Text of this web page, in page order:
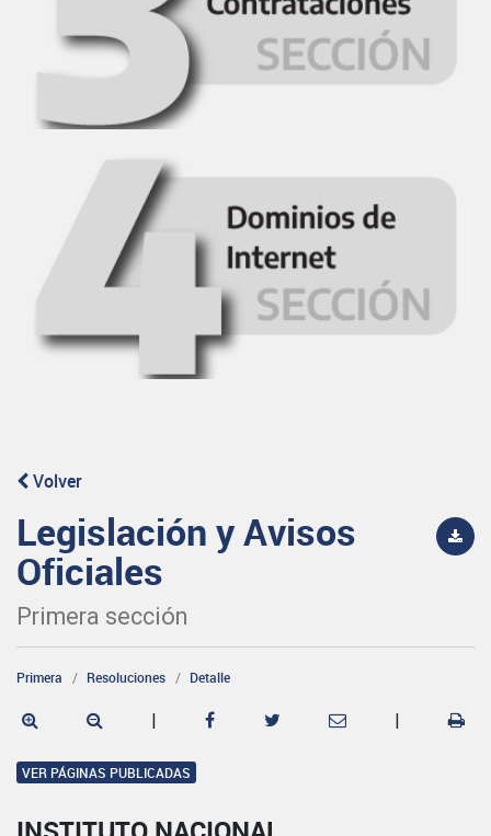
Volver
Legislación y Avisos
Oficiales
Primera sección
Primera Resoluciones Detalle
| |
VER PÁGINAS PUBLICADAS